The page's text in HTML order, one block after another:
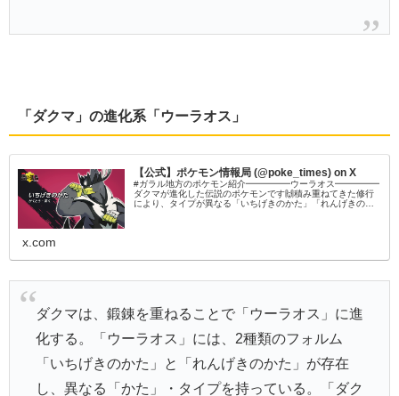
「ダクマ」の進化系「ウーラオス」
【公式】ポケモン情報局 (@poke_times) on X
#ガラル地方のポケモン紹介━━━━━ウーラオス━━━━━
ダクマが進化した伝説のポケモンです🙌積み重ねてきた修行
により、タイプが異なる「いちげきのかた」「れんげきのか
x.com
ダクマは、鍛錬を重ねることで「ウーラオス」に進
化する。「ウーラオス」には、2種類のフォルム
「いちげきのかた」と「れんげきのかた」が存在
し、異なる「かた」・タイプを持っている。「ダク